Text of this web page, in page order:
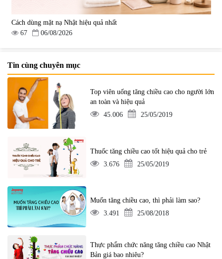
Cách dùng mặt nạ Nhật hiệu quả nhất
67
06/08/2026
Tin cùng chuyên mục
Top viên uống tăng chiều cao cho người lớn
an toàn và hiệu quả
45.006
25/05/2019
Thuốc tăng chiều cao tốt hiệu quả cho trẻ
3.676
25/05/2019
Muốn tăng chiều cao, thì phải làm sao?
3.491
25/08/2018
Thực phẩm chức năng tăng chiều cao Nhật
Bản giá bao nhiêu?